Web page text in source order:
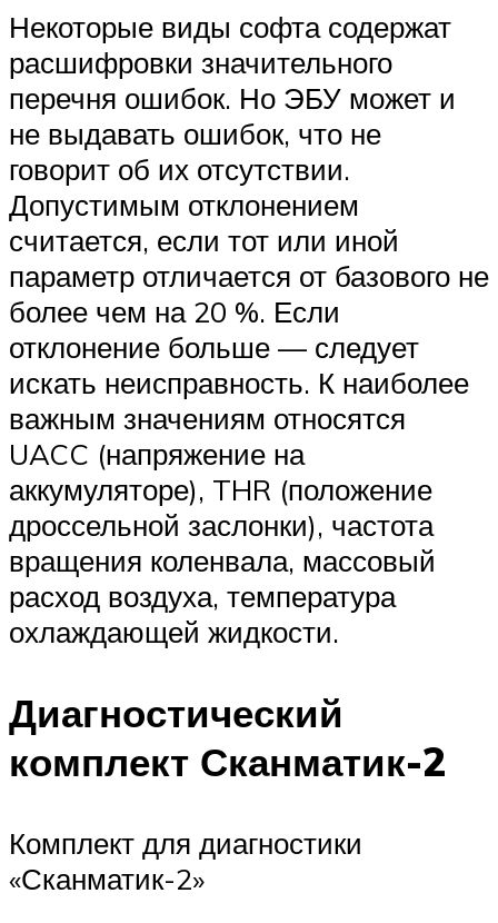
Некоторые виды софта содержат
расшифровки значительного
перечня ошибок. Но ЭБУ может и
не выдавать ошибок, что не
говорит об их отсутствии.
Допустимым отклонением
считается, если тот или иной
параметр отличается от базового не
более чем на 20 %. Если
отклонение больше — следует
искать неисправность. К наиболее
важным значениям относятся
UACC (напряжение на
аккумуляторе), THR (положение
дроссельной заслонки), частота
вращения коленвала, массовый
расход воздуха, температура
охлаждающей жидкости.
Диагностический
комплект Сканматик-2
Комплект для диагностики
«Сканматик-2»